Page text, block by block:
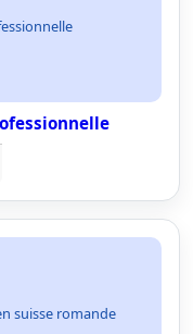
suisse romande